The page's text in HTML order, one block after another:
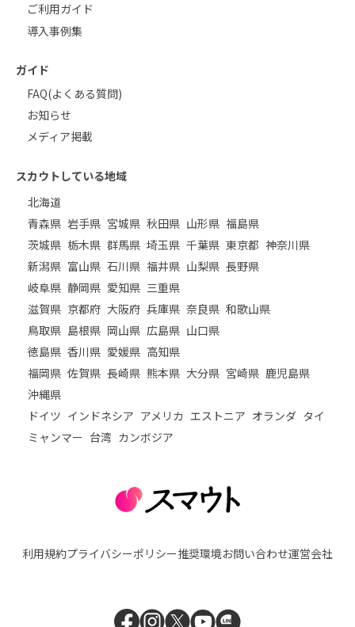
ご利用ガイド
導入事例集
ガイド
FAQ(よくある質問)
お知らせ
メディア掲載
スカウトしている地域
北海道
青森県 岩手県 宮城県 秋田県 山形県 福島県
茨城県 栃木県 群馬県 埼玉県 千葉県 東京都 神奈川県
新潟県 富山県 石川県 福井県 山梨県 長野県
岐阜県 静岡県 愛知県 三重県
滋賀県 京都府 大阪府 兵庫県 奈良県 和歌山県
鳥取県 島根県 岡山県 広島県 山口県
徳島県 香川県 愛媛県 高知県
福岡県 佐賀県 長崎県 熊本県 大分県 宮崎県 鹿児島県
沖縄県
ドイツ インドネシア アメリカ エストニア オランダ タイ
ミャンマー 台湾 カンボジア
利用規約プライバシーポリシー推奨環境お問い合わせ運営会社